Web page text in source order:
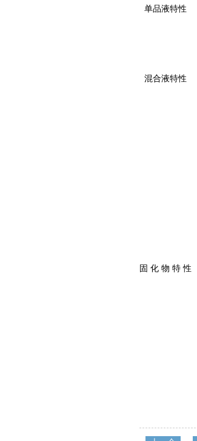
单品液特性
混合液特性
固 化 物 特 性